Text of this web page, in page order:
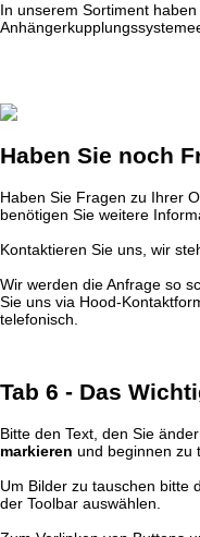
In unserem Sortiment
Haben Sie noch
Haben Sie Fragen zu Ihrer
benötigen Sie weitere
Kontaktieren Sie uns, wir
Wir werden die Anfrage so
Sie uns via Hood-
telefonisch.
Tab 6 - Das
Bitte den Text, den Sie
markieren und beginnen zu
Um Bilder zu tauschen bitte
der Toolbar auswählen.